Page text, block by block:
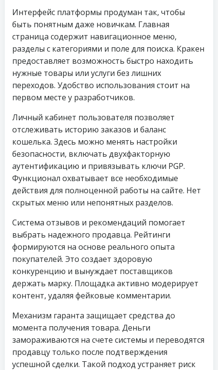
Интерфейс платформы продуман так, чтобы
быть понятным даже новичкам. Главная
страница содержит навигационное меню,
разделы с категориями и поле для поиска. Кракен
предоставляет возможность быстро находить
нужные товары или услуги без лишних
переходов. Удобство использования стоит на
первом месте у разработчиков.
Личный кабинет пользователя позволяет
отслеживать историю заказов и баланс
кошелька. Здесь можно менять настройки
безопасности, включать двухфакторную
аутентификацию и привязывать ключи PGP.
Функционал охватывает все необходимые
действия для полноценной работы на сайте. Нет
скрытых меню или непонятных разделов.
Система отзывов и рекомендаций помогает
выбрать надежного продавца. Рейтинги
формируются на основе реального опыта
покупателей. Это создает здоровую
конкуренцию и вынуждает поставщиков
держать марку. Площадка активно модерирует
контент, удаляя фейковые комментарии.
Механизм гаранта защищает средства до
момента получения товара. Деньги
замораживаются на счете системы и переводятся
продавцу только после подтверждения
успешной сделки. Такой подход устраняет риск